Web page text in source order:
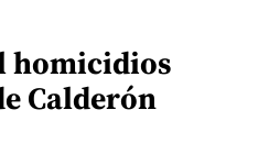
homicidios
Calderón